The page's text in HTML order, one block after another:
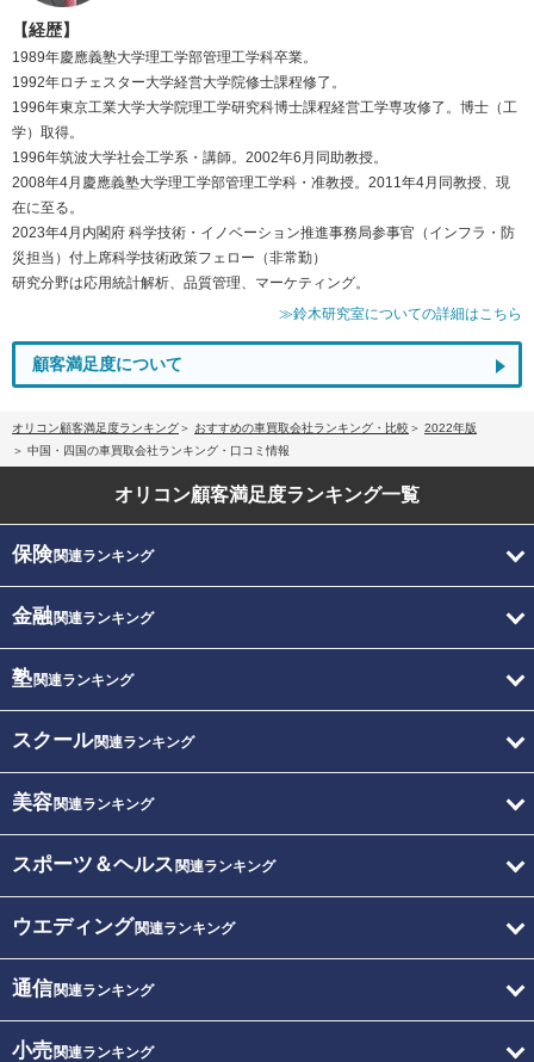
【経歴】
1989年慶應義塾大学理工学部管理工学科卒業。
1992年ロチェスター大学経営大学院修士課程修了。
1996年東京工業大学大学院理工学研究科博士課程経営工学専攻修了。博士（工
学）取得。
1996年筑波大学社会工学系・講師。2002年6月同助教授。
2008年4月慶應義塾大学理工学部管理工学科・准教授。2011年4月同教授、現
在に至る。
2023年4月内閣府 科学技術・イノベーション推進事務局参事官（インフラ・防
災担当）付上席科学技術政策フェロー（非常勤）
研究分野は応用統計解析、品質管理、マーケティング。
≫鈴木研究室についての詳細はこちら
顧客満足度について
オリコン顧客満足度ランキング おすすめの車買取会社ランキング・比較
2022年版
中国・四国の車買取会社ランキング・口コミ情報
オリコン顧客満足度ランキング一覧
保険関連ランキング
金融関連ランキング
塾関連ランキング
スクール関連ランキング
美容関連ランキング
スポーツ＆ヘルス 関連ランキング
ウエディング関連ランキング
通信関連ランキング
小売関連ランキング